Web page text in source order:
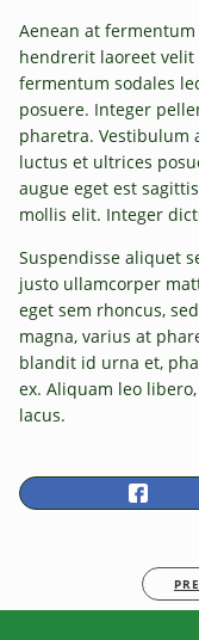
Aenean at
hendrerit laoreet
fermentum sodales
posuere. Integer
pharetra. Vestibulum
luctus et ultrices
augue eget est
mollis elit. Integer
Suspendisse aliquet
justo ullamcorper
eget sem rhoncus,
magna, varius at
blandit id urna et,
ex. Aliquam leo
lacus.